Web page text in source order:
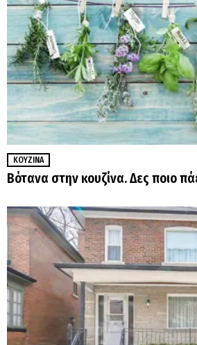
ΚΟΥΖΊΝΑ
Βότανα στην κουζίνα. Δες ποιο